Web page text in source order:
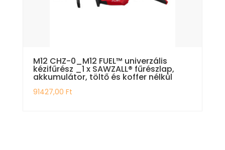
M12 CHZ-0_M12 FUEL™ univerzális
kézifűrész _1 x SAWZALL® fűrészlap,
akkumulátor, töltő és koffer nélkül
91427,00 Ft